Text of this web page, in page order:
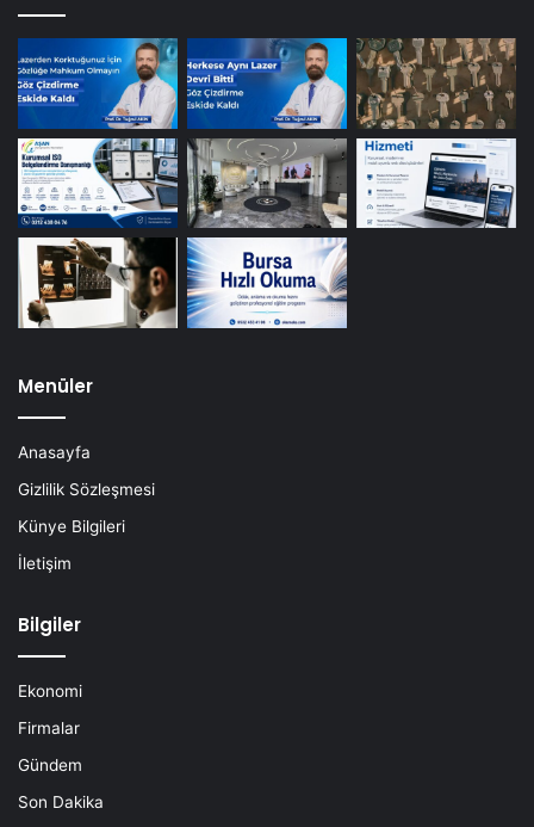
Menüler
Anasayfa
Gizlilik Sözleşmesi
Künye Bilgileri
İletişim
Bilgiler
Ekonomi
Firmalar
Gündem
Son Dakika